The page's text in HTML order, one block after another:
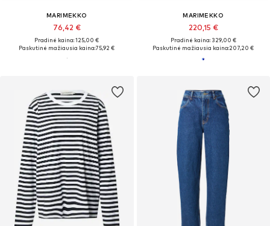
MARIMEKKO
76,42 €
Pradinė kaina: 125,00 €
Paskutinė mažiausia kaina:75,92 €
MARIMEKKO
220,15 €
Pradinė kaina: 329,00 €
Paskutinė mažiausia kaina:207,20 €